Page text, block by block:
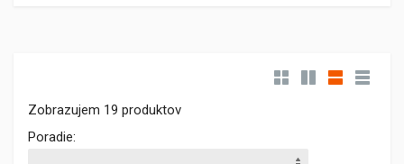
Zobrazujem 19 produktov
Poradie: